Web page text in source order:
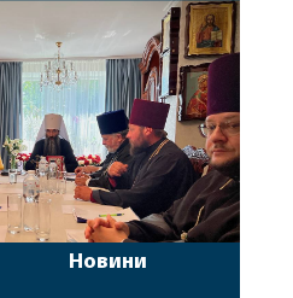
Новини